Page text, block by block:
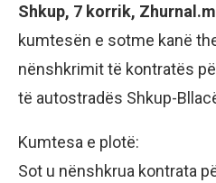
Shkup, 7 korrik,
kumtesën e sotme kanë
nënshkrimit të kontratës
të autostradës Shkup-
Kumtesa e plotë:
Sot u nënshkrua kontrata